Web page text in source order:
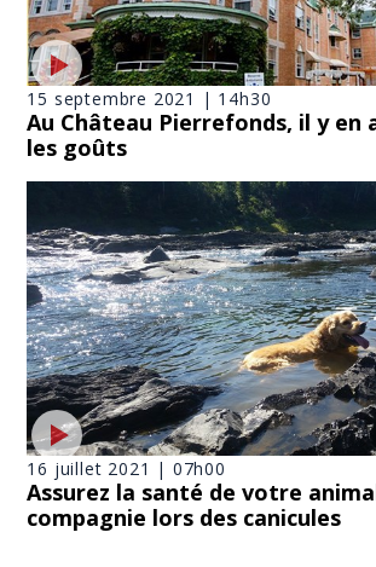
15 septembre 2021 | 14h30
Au Château Pierrefonds, il y en
les goûts
16 juillet 2021 | 07h00
Assurez la santé de votre
compagnie lors des canicules